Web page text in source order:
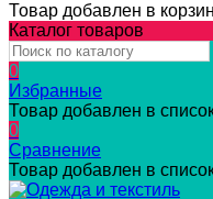
Товар добавлен в
Каталог товаров
0
Избранные
Товар добавлен в
0
Сравнение
Товар добавлен в